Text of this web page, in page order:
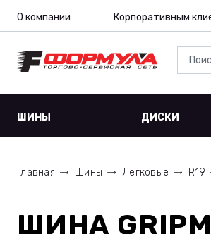
О компании Корпоративным
ШИНЫ ДИСКИ
Главная Шины Легковые R19
ШИНА